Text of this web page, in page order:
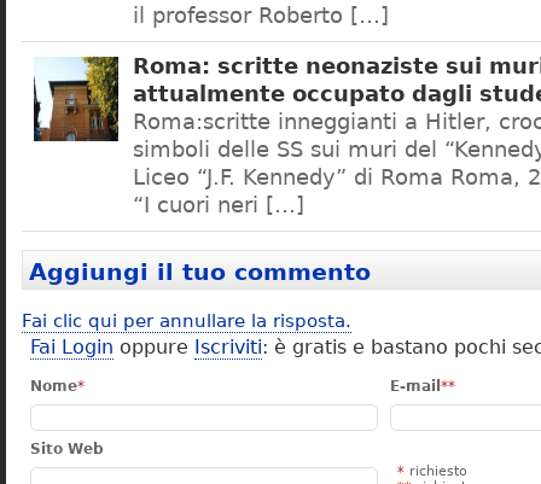
il professor Roberto […]
Roma: scritte neonaziste sui
attualmente occupato dagli
Roma:scritte inneggianti a Hitler,
simboli delle SS sui muri del
Liceo “J.F. Kennedy” di Roma Roma,
“I cuori neri […]
Aggiungi il tuo commento
Fai clic qui per annullare la risposta.
Fai Login oppure Iscriviti: è gratis e bastano pochi
Nome* E-mail **
Sito Web
* richiesto